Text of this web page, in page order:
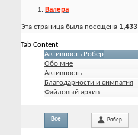
Валера
Эта страница была посещена 1,433
Tab Content
Активность Робер
Обо мне
Активность
Благодарности и симпатия
Файловый архив
Все Робер